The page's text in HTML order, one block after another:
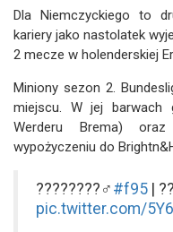
Dla Niemczyckiego to
kariery jako nastolatek
2 mecze w holenderskiej
Miniony sezon 2.
miejscu. W jej barwach
Werderu Brema)
wypożyczeniu do
????????‍♂️ #f95 |
pic.twitter.com/